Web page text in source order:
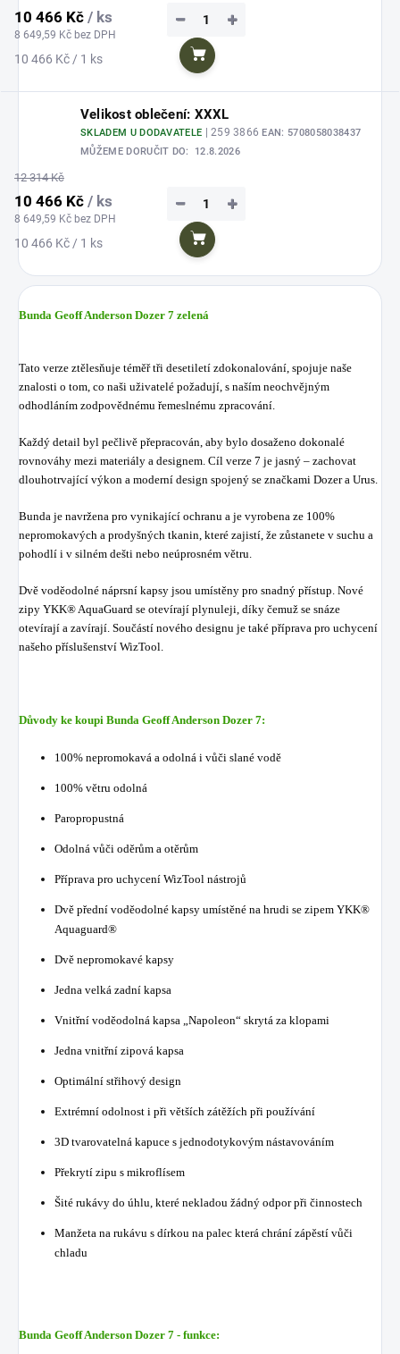
10 466 Kč / ks
8 649,59 Kč bez DPH
Měrná
10 466 Kč / 1 ks
+
−
Do košíku
Velikost oblečení: XXXL
SKLADEM U DODAVATELE | 259 3866EAN: 5708058038437
MŮŽEME DORUČIT DO:
12.8.2026
12 314 Kč
10 466 Kč / ks
8 649,59 Kč bez DPH
Měrná
10 466 Kč / 1 ks
+
−
Do košíku
Bunda Geoff Anderson Dozer 7 zelená
Tato verze ztělesňuje téměř tři desetiletí zdokonalování, spojuje naše
znalosti o tom, co naši uživatelé požadují, s naším neochvějným
odhodláním zodpovědnému řemeslnému zpracování.
Každý detail byl pečlivě přepracován, aby bylo dosaženo dokonalé
rovnováhy mezi materiály a designem. Cíl verze 7 je jasný – zachovat
dlouhotrvající výkon a moderní design spojený se značkami Dozer a Urus.
Bunda je navržena pro vynikající ochranu a je vyrobena ze 100%
nepromokavých a prodyšných tkanin, které zajistí, že zůstanete v suchu a
pohodlí i v silném dešti nebo neúprosném větru.
Dvě voděodolné náprsní kapsy jsou umístěny pro snadný přístup. Nové
zipy YKK® AquaGuard se otevírají plynuleji, díky čemuž se snáze
otevírají a zavírají. Součástí nového designu je také příprava pro uchycení
našeho příslušenství WizTool.
Důvody ke koupi Bunda Geoff Anderson Dozer 7:
100% nepromokavá a odolná i vůči slané vodě
100% větru odolná
Paropropustná
Odolná vůči oděrům a otěrům
Příprava pro uchycení WizTool nástrojů
Dvě přední voděodolné kapsy umístěné na hrudi se zipem YKK®
Aquaguard®
Dvě nepromokavé kapsy
Jedna velká zadní kapsa
Vnitřní voděodolná kapsa „Napoleon“ skrytá za klopami
Jedna vnitřní zipová kapsa
Optimální střihový design
Extrémní odolnost i při větších zátěžích při používání
3D tvarovatelná kapuce s jednodotykovým nástavováním
Překrytí zipu s mikroflísem
Šité rukávy do úhlu, které nekladou žádný odpor při činnostech
Manžeta na rukávu s dírkou na palec která chrání zápěstí vůči
chladu
Bunda Geoff Anderson Dozer 7 - funkce: